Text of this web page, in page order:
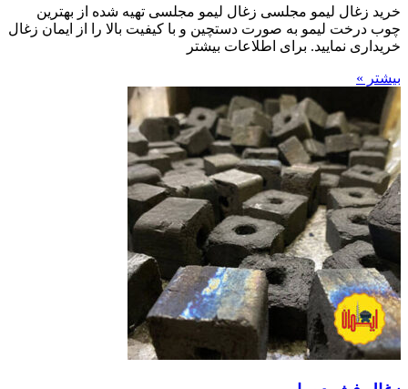
خرید زغال لیمو مجلسی زغال لیمو مجلسی تهیه شده از بهترین
چوب درخت لیمو به صورت دستچین و با کیفیت بالا را از ایمان زغال
خریداری نمایید. برای اطلاعات بیشتر
بیشتر »